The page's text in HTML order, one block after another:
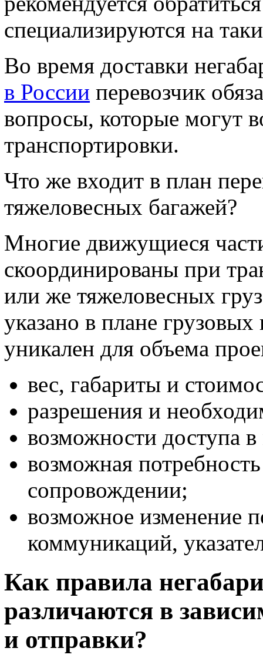
специализируются на
Во время доставки
в России перевозчик
вопросы, которые могут
транспортировки.
Что же входит в план
тяжеловесных багажей?
Многие движущиеся
скоординированы при
или же тяжеловесных
указано в плане
уникален для объема
вес, габариты и
разрешения и
возможности доступа в
возможная
сопровождении;
возможное изменение
коммуникаций,
Как правила
различаются в
и отправки?